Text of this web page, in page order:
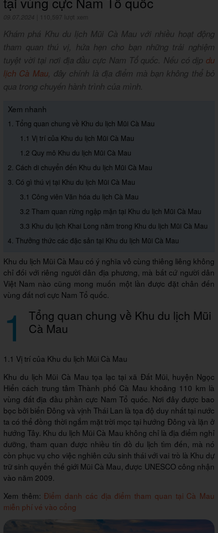
09.07.2024 110,597 lượt xem
Khám phá Khu du lịch Mũi Cà Mau với nhiều hoạt động
tham quan thú vị, hứa hẹn cho bạn những trải nghiệm
tuyệt vời tại nơi địa đầu cực Nam Tổ quốc. Nếu có dịp du
lịch Cà Mau, đây chính là địa điểm mà bạn không thể bỏ
qua trong chuyến hành trình của mình.
Xem nhanh
1. Tổng quan chung về Khu du lịch Mũi Cà Mau
1.1 Vị trí của Khu du lịch Mũi Cà Mau
1.2 Quy mô Khu du lịch Mũi Cà Mau
2. Cách di chuyển đến Khu du lịch Mũi Cà Mau
3. Có gì thú vị tại Khu du lịch Mũi Cà Mau
3.1 Công viên Văn hóa du lịch Cà Mau
3.2 Tham quan rừng ngập mặn tại Khu du lịch Mũi Cà Mau
3.3 Khu du lịch Khai Long nằm trong Khu du lịch Mũi Cà Mau
4. Thưởng thức các đặc sản tại Khu du lịch Mũi Cà Mau
Khu du lịch Mũi Cà Mau có ý nghĩa vô cùng thiêng liêng không
chỉ đối với riêng người dân địa phương, mà bất cứ người dân
Việt Nam nào cũng mong muốn một lần được đặt chân đến
vùng đất nơi cực Nam Tổ quốc.
1 Tổng quan chung về Khu du lịch Mũi
Cà Mau
1.1 Vị trí của Khu du lịch Mũi Cà Mau
Khu du lịch Mũi Cà Mau tọa lạc tại xã Đất Mũi, huyện Ngọc
Hiển cách trung tâm Thành phố Cà Mau khoảng 110 km là
vùng đất địa đầu phần cực Nam Tổ quốc. Nơi đây được bao
bọc bởi biển Đông và vịnh Thái Lan là tọa độ duy nhất tại nước
ta có thể đồng thời ngắm mặt trời mọc tại hướng Đông và lặn ở
hướng Tây. Khu du lịch Mũi Cà Mau không chỉ là địa điểm nghỉ
dưỡng, tham quan được nhiều tín đồ du lịch tìm đến, mà nó
còn phục vụ cho việc nghiên cứu sinh thái với vai trò là Khu dự
trữ sinh quyển thế giới Mũi Cà Mau, được UNESCO công nhận
vào năm 2009.
Xem thêm:Điểm danh các địa điểm tham quan tại Cà Mau
miễn phí vé vào cổng